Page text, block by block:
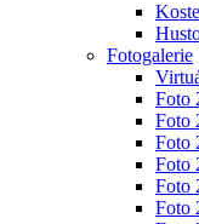
Fotogalerie
Foto
Foto
Foto
Foto
Foto
Foto